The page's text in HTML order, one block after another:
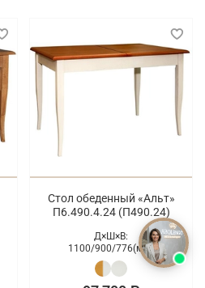
Стол обеденный «Альт»
П6.490.4.24 (П490.24)
Д×Ш×В:
1100/900/776(мм)